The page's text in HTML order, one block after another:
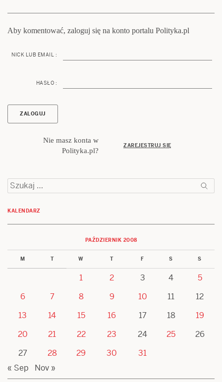
Aby komentować, zaloguj się na konto portalu Polityka.pl
NICK LUB EMAIL :
HASŁO :
Nie masz konta w
Polityka.pl?
ZAREJESTRUJ SIĘ
Szukaj:
KALENDARZ
PAŹDZIERNIK 2008
M T W T F S S
1 2 3 4
5
6
7 8 9 10 11
12
13
14 15 16 17 18
19
20
21 22 23 24 25
26
27
28 29 30
31
« Sep
Nov »